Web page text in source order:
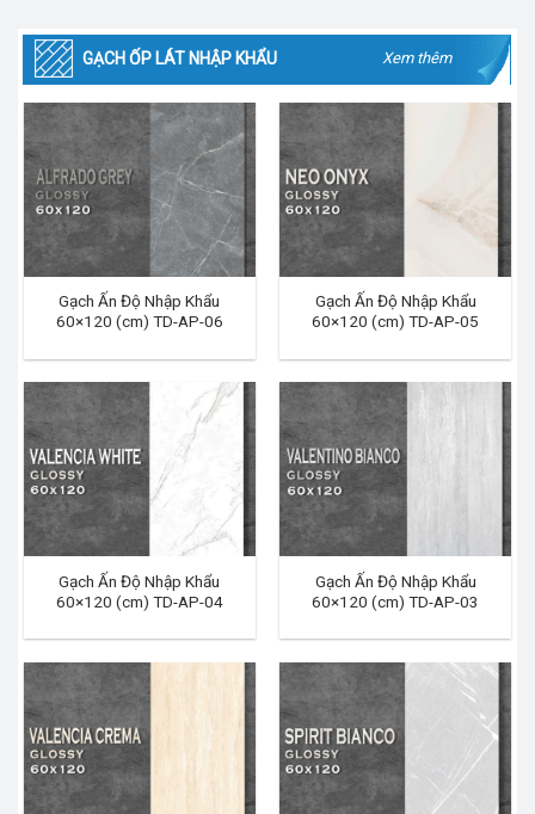
GẠCH ỐP LÁT NHẬP KHẨU Xem thêm
Gạch Ấn Độ Nhập Khẩu
60×120 (cm) TD-AP-06
Gạch Ấn Độ Nhập Khẩu
60×120 (cm) TD-AP-05
Gạch Ấn Độ Nhập Khẩu
60×120 (cm) TD-AP-04
Gạch Ấn Độ Nhập Khẩu
60×120 (cm) TD-AP-03